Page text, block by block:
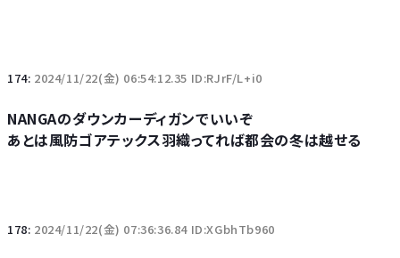
174: 2024/11/22(金) 06:54:12.35 ID:RJrF/L+i0
NANGAのダウンカーディガンでいいぞ
あとは風防ゴアテックス羽織ってれば都会の冬は越せる
178: 2024/11/22(金) 07:36:36.84 ID:XGbhTb960